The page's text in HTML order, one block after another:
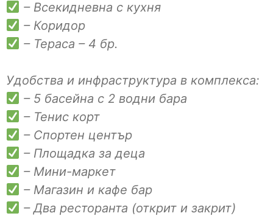
– Всекидневна с кухня
– Коридор
– Тераса – 4 бр.
Удобства и инфраструктура в комплекса:
– 5 басейна с 2 водни бара
– Тенис корт
– Спортен център
– Площадка за деца
– Мини-маркет
– Магазин и кафе бар
– Два ресторанта (открит и закрит)